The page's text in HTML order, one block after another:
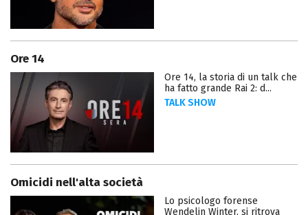
Ore 14
Ore 14, la storia di un talk che
ha fatto grande Rai 2: d...
TALK SHOW
Omicidi nell'alta società
Lo psicologo forense
Wendelin Winter, si ritrova